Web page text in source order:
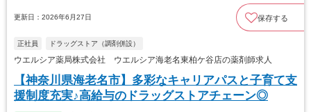
更新日：2026年6月27日 保存する
正社員 ドラッグストア（調剤併設）
ウエルシア薬局株式会社 ウエルシア海老名東柏ケ谷店の薬剤師求人
【神奈川県海老名市】多彩なキャリアパスと子育て支
援制度充実♪高給与のドラッグストアチェーン◎